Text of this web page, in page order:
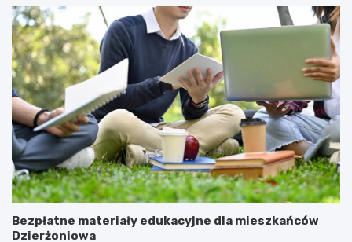
Bezpłatne materiały edukacyjne dla mieszkańców
Dzierżoniowa